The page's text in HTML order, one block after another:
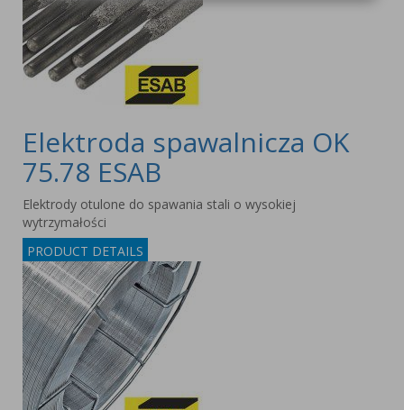
Elektroda spawalnicza OK
75.78 ESAB
Elektrody otulone do spawania stali o wysokiej
wytrzymałości
PRODUCT DETAILS